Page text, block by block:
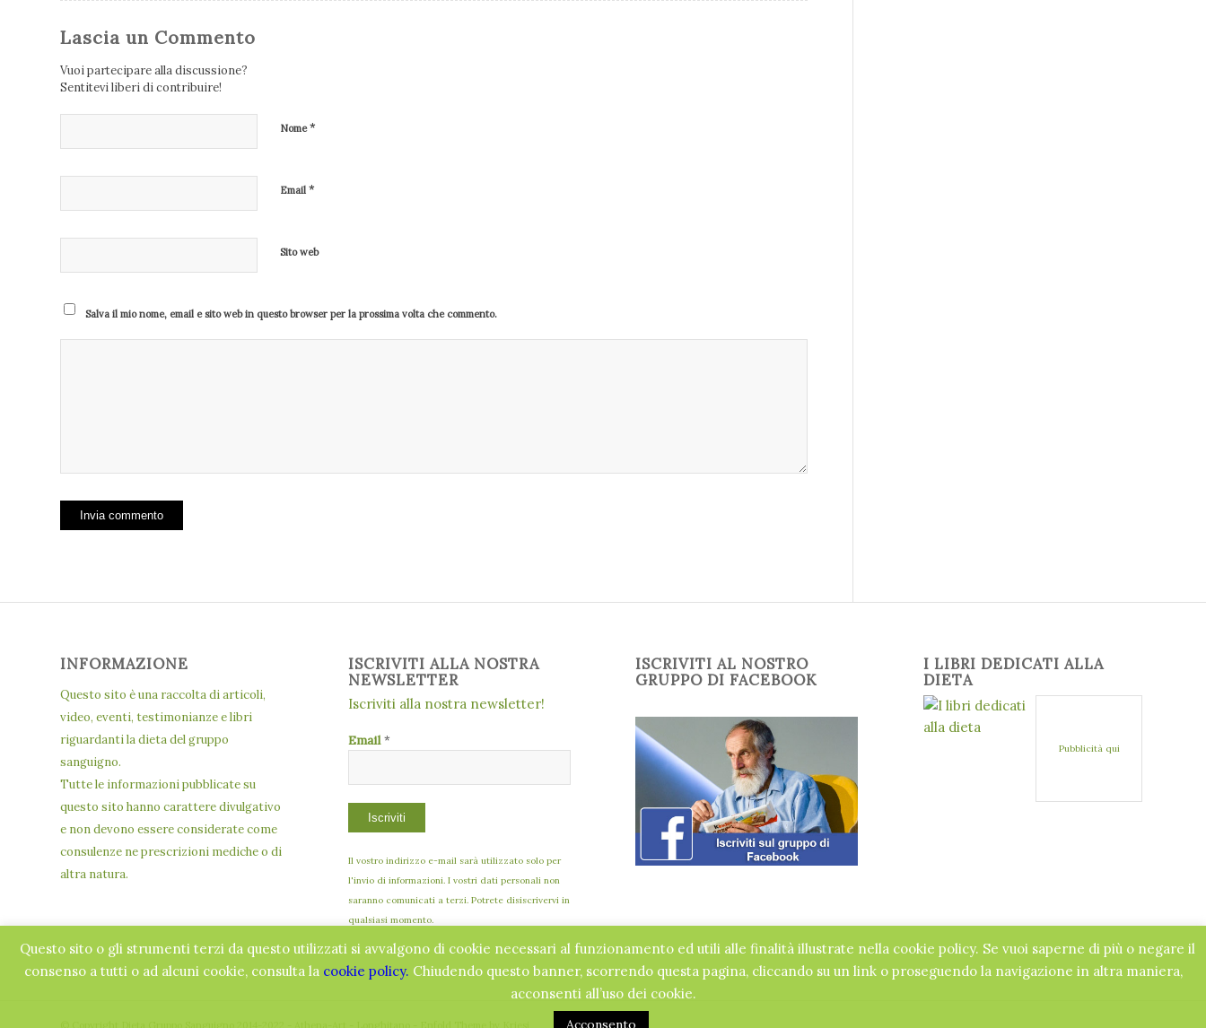
Lascia un Commento
Vuoi partecipare alla discussione?
Sentitevi liberi di contribuire!
Nome*
Email *
Sito web
Salva il mio nome, email e sito web in questo browser per la prossima volta che commento.
INFORMAZIONE
Questo sito è una raccolta di articoli,
video, eventi, testimonianze e libri
riguardanti la dieta del gruppo
sanguigno.
Tutte le informazioni pubblicate su
questo sito hanno carattere divulgativo
e non devono essere considerate come
consulenze ne prescrizioni mediche o di
altra natura.
ISCRIVITI ALLA NOSTRA
NEWSLETTER
Iscriviti alla nostra newsletter!
Email*
Il vostro indirizzo e-mail sarà utilizzato solo per
l'invio di informazioni. I vostri dati personali non
saranno comunicati a terzi. Potrete disiscrivervi in
qualsiasi momento.
ISCRIVITI AL NOSTRO
GRUPPO DI FACEBOOK
I LIBRI DEDICATI ALLA
DIETA
Pubblicità qui
Questo sito o gli strumenti terzi da questo utilizzati si avvalgono di cookie necessari al funzionamento ed utili alle finalità illustrate nella cookie policy. Se vuoi saperne di più o negare il
consenso a tutti o ad alcuni cookie, consulta la cookie policy. Chiudendo questo banner, scorrendo questa pagina, cliccando su un link o proseguendo la navigazione in altra maniera,
acconsenti all’uso dei cookie.
Acconsento